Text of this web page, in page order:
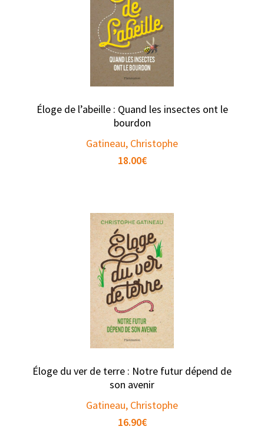
Éloge de l’abeille : Quand les insectes ont le
bourdon
Gatineau, Christophe
18.00€
Éloge du ver de terre : Notre futur dépend de
son avenir
Gatineau, Christophe
16.90€